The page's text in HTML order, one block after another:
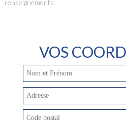
renseignements
VOS